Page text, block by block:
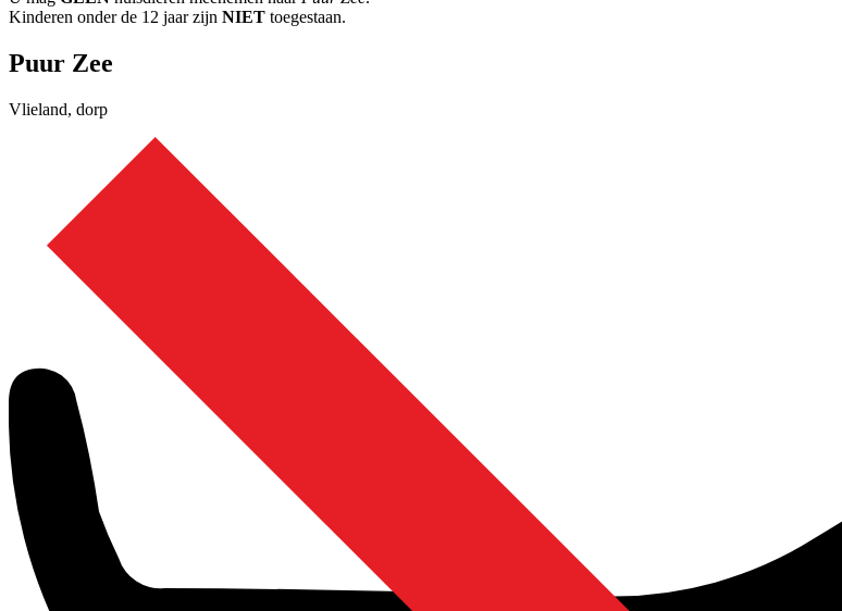
Kinderen onder de 12 jaar zijn NIET toegestaan.
Puur Zee
Vlieland, dorp